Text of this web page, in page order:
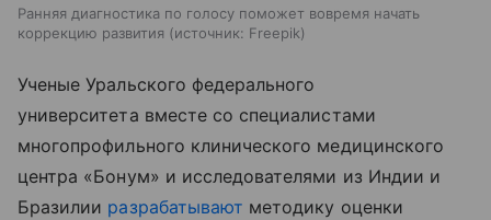
Ранняя диагностика по голосу поможет вовремя начать
коррекцию развития
источник: Freepik
Ученые Уральского федерального
университета вместе со специалистами
многопрофильного клинического медицинского
центра «Бонум» и исследователями из Индии и
Бразилии разрабатывают методику оценки